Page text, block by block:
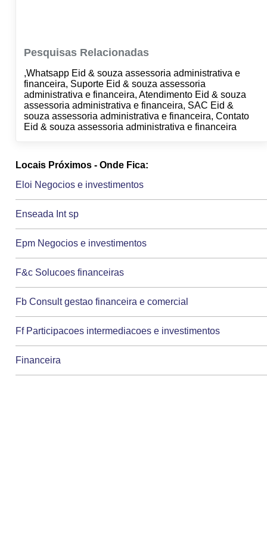
Pesquisas Relacionadas
,Whatsapp Eid & souza assessoria administrativa e
financeira, Suporte Eid & souza assessoria
administrativa e financeira, Atendimento Eid & souza
assessoria administrativa e financeira, SAC Eid &
souza assessoria administrativa e financeira, Contato
Eid & souza assessoria administrativa e financeira
Locais Próximos - Onde Fica:
Eloi Negocios e investimentos
Enseada Int sp
Epm Negocios e investimentos
F&c Solucoes financeiras
Fb Consult gestao financeira e comercial
Ff Participacoes intermediacoes e investimentos
Financeira